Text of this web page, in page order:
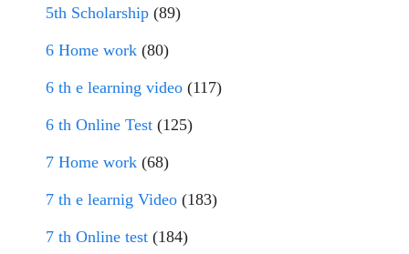
5th Scholarship (89)
6 Home work (80)
6 th e learning video (117)
6 th Online Test (125)
7 Home work (68)
7 th e learnig Video (183)
7 th Online test (184)